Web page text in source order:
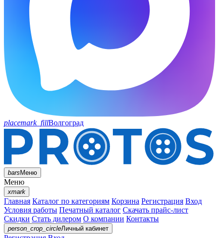
placemark_fillВолгоград
barsМеню
Меню
xmark
Главная Каталог по категориям Корзина Регистрация Вход
Условия работы Печатный каталог Скачать прайс-лист
Скидки Стать дилером О компании Контакты
person_crop_circleЛичный кабинет